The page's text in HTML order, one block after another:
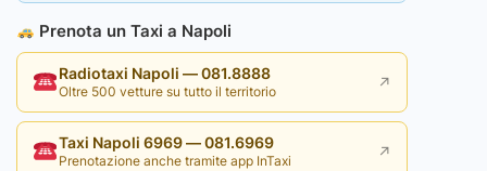
Prenota un Taxi a Napoli
Radiotaxi Napoli — 081.8888
Oltre 500 vetture su tutto il territorio ↗
Taxi Napoli 6969 — 081.6969
Prenotazione anche tramite app InTaxi ↗